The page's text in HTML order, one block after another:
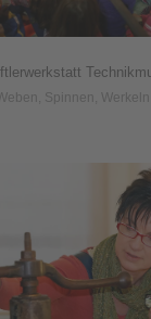
Spinnen, Werkeln